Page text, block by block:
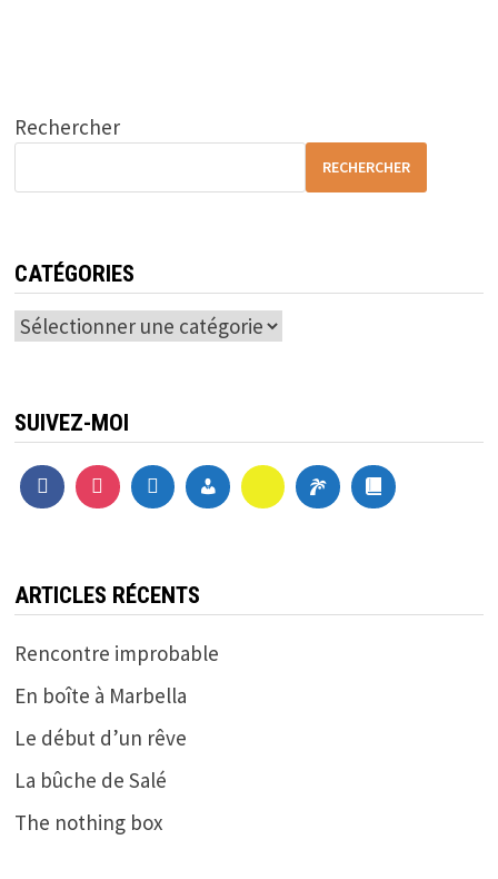
Rechercher
RECHERCHER
CATÉGORIES
Catégories
SUIVEZ-MOI
ARTICLES RÉCENTS
Rencontre improbable
En boîte à Marbella
Le début d’un rêve
La bûche de Salé
The nothing box